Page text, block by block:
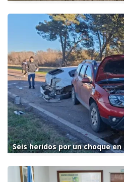
Seis heridos por un choque